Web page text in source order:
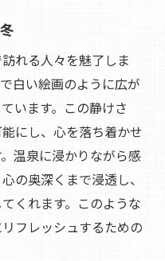
れる人々を魅了しま
白い絵画のように広が
います。この静けさ
にし、心を落ち着かせ
温泉に浸かりながら感
の奥深くまで浸透し、
くれます。このような
フレッシュするための